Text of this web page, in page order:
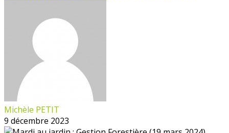
Michèle PETIT
9 décembre 2023